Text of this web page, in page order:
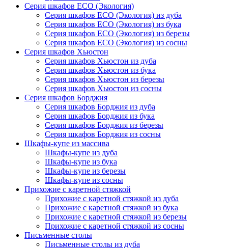
Серия шкафов ECO (Экология)
Серия шкафов ECO (Экология) из дуба
Серия шкафов ECO (Экология) из бука
Серия шкафов ECO (Экология) из березы
Серия шкафов ECO (Экология) из сосны
Серия шкафов Хьюстон
Серия шкафов Хьюстон из дуба
Серия шкафов Хьюстон из бука
Серия шкафов Хьюстон из березы
Серия шкафов Хьюстон из сосны
Серия шкафов Борджия
Серия шкафов Борджия из дуба
Серия шкафов Борджия из бука
Серия шкафов Борджия из березы
Серия шкафов Борджия из сосны
Шкафы-купе из массива
Шкафы-купе из дуба
Шкафы-купе из бука
Шкафы-купе из березы
Шкафы-купе из сосны
Прихожие с каретной стяжкой
Прихожие с каретной стяжкой из дуба
Прихожие с каретной стяжкой из бука
Прихожие с каретной стяжкой из березы
Прихожие с каретной стяжкой из сосны
Письменные столы
Письменные столы из дуба